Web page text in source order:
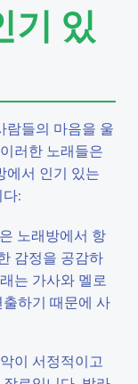
기 있
람들의 마음을 울
러한 노래들은
에서 인기 있는
:
노래방에서 항
감정을 공감하
는 가사와 멜로
하기 때문에 사
이 서정적이고